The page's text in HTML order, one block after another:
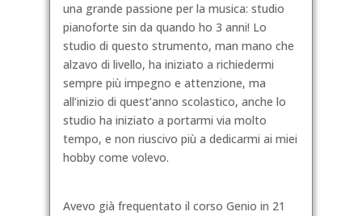
una grande passione per la musica: studio
pianoforte sin da quando ho 3 anni! Lo
studio di questo strumento, man mano che
alzavo di livello, ha iniziato a richiedermi
sempre più impegno e attenzione, ma
all’inizio di quest’anno scolastico, anche lo
studio ha iniziato a portarmi via molto
tempo, e non riuscivo più a dedicarmi ai miei
hobby come volevo.
Avevo già frequentato il corso Genio in 21